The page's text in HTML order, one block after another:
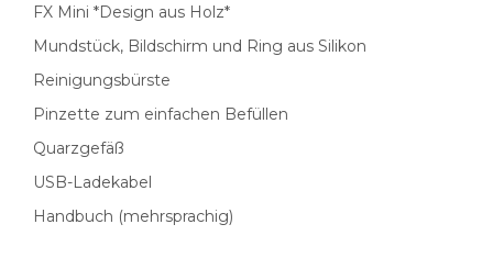
FX Mini *Design aus Holz*
Mundstück, Bildschirm und Ring aus Silikon
Reinigungsbürste
Pinzette zum einfachen Befüllen
Quarzgefäß
USB-Ladekabel
Handbuch (mehrsprachig)